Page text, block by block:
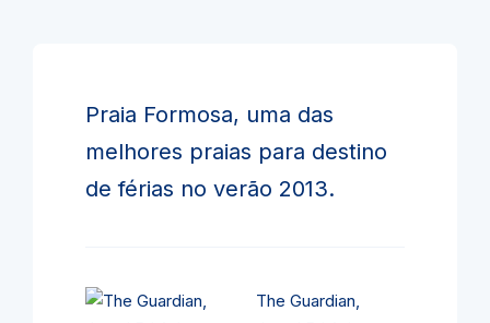
Praia Formosa, uma das
melhores praias para destino
de férias no verão 2013.
The Guardian,